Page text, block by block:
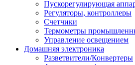
Пускорегулирующая
Регуляторы, контроллеры
Счетчики
Термометры
Управление освещением
Домашняя электроника
Разветвители/Конвертеры